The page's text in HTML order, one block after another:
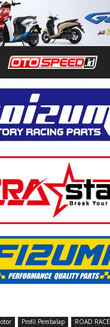
Profil Pembalap ROAD RACE